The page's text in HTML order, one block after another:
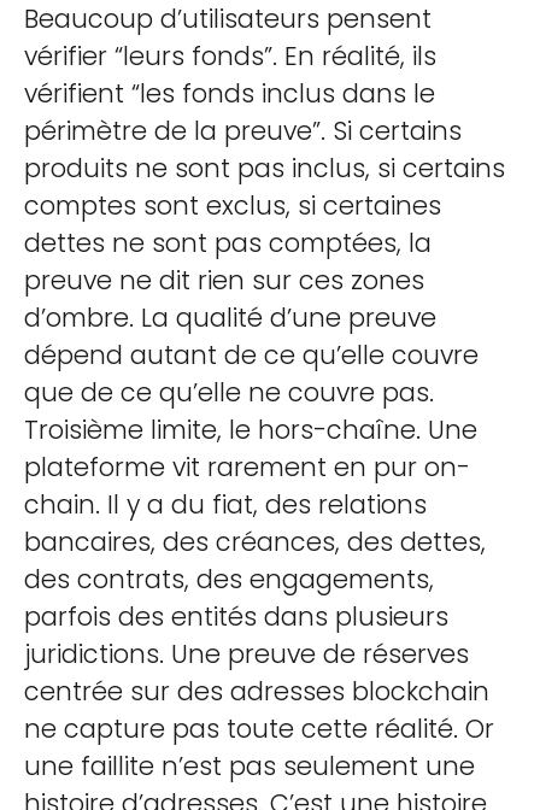
Beaucoup d’utilisateurs pensent
vérifier “leurs fonds”. En réalité, ils
vérifient “les fonds inclus dans le
périmètre de la preuve”. Si certains
produits ne sont pas inclus, si certains
comptes sont exclus, si certaines
dettes ne sont pas comptées, la
preuve ne dit rien sur ces zones
d’ombre. La qualité d’une preuve
dépend autant de ce qu’elle couvre
que de ce qu’elle ne couvre pas.
Troisième limite, le hors-chaîne. Une
plateforme vit rarement en pur on-
chain. Il y a du fiat, des relations
bancaires, des créances, des dettes,
des contrats, des engagements,
parfois des entités dans plusieurs
juridictions. Une preuve de réserves
centrée sur des adresses blockchain
ne capture pas toute cette réalité. Or
une faillite n’est pas seulement une